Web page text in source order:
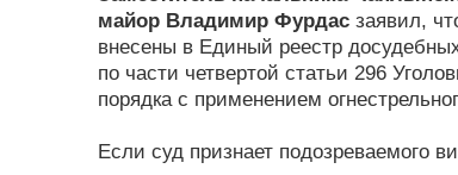
майор Владимир Фурдас заявил,
внесены в Единый реестр
по части четвертой статьи 296
порядка с применением
Если суд признает подозреваемого